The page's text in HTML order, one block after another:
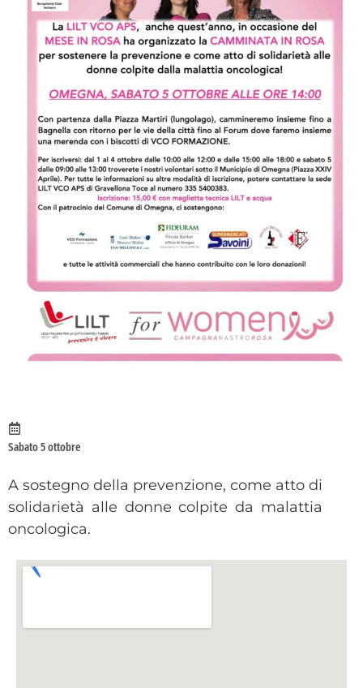
Sabato 5 ottobre
A sostegno della prevenzione, come atto di
solidarietà alle donne colpite da malattia
oncologica.